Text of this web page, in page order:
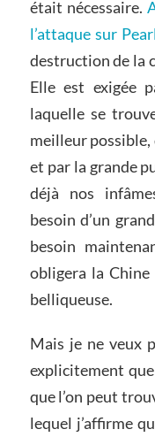
était nécessaire.
l’attaque sur
destruction de la
Elle est exigée
laquelle se
meilleur
et par la grande
déjà nos
besoin d’un
besoin
obligera la
belliqueuse.
Mais je ne veux
explicitement
que l’on peut
lequel j’affirme